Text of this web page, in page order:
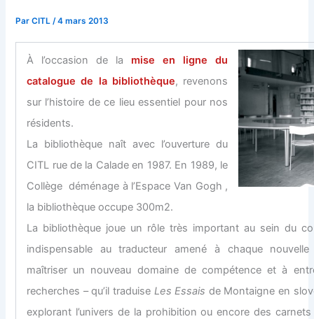
ParCITL/4 mars 2013
À l’occasion de la mise en ligne du
catalogue de la bibliothèque, revenons
sur l’histoire de ce lieu essentiel pour nos
résidents.
La bibliothèque naît avec l’ouverture du
CITL rue de la Calade en 1987. En 1989, le
Collège déménage à l’Espace Van Gogh ,
la bibliothèque occupe 300m2.
La bibliothèque joue un rôle très important au sein du
indispensable au traducteur amené à chaque
maîtriser un nouveau domaine de compétence et à
recherches – qu’il traduise Les Essais de Montaigne en
explorant l’univers de la prohibition ou encore des carnets